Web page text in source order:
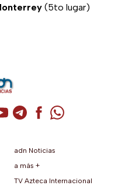
(5to lugar)
/ Twitter (se abre en una
Instagram (se abre en una
de TikTok (se abre en
Cuenta de YouTube (se abre
Cuenta de Telegram (se
Cuenta de
Cuenta de
adn Noticias
a más +
TV Azteca Internacional